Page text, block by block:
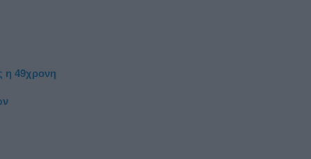
η 49χρονη